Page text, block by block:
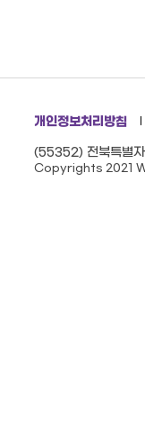
개인정보처리방침
(55352) 전북특별
Copyrights 2021